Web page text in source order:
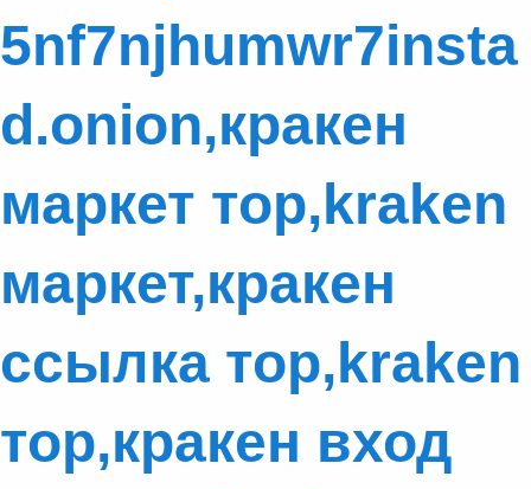
5nf7njhumwr7insta
d.onion,кракен
маркет тор,kraken
маркет,кракен
ссылка тор,kraken
тор,кракен вход